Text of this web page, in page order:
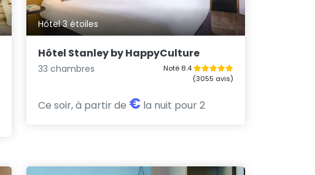
Hôtel 3 étoiles
Hôtel Stanley by HappyCulture
33 chambres
Noté 8.4
(3055 avis)
Ce soir, à partir de € la nuit pour 2